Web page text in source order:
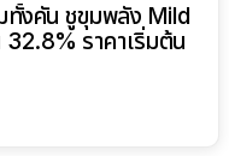
ทั้งคัน ชูขุมพลัง Mild
ราคาเริ่มต้น